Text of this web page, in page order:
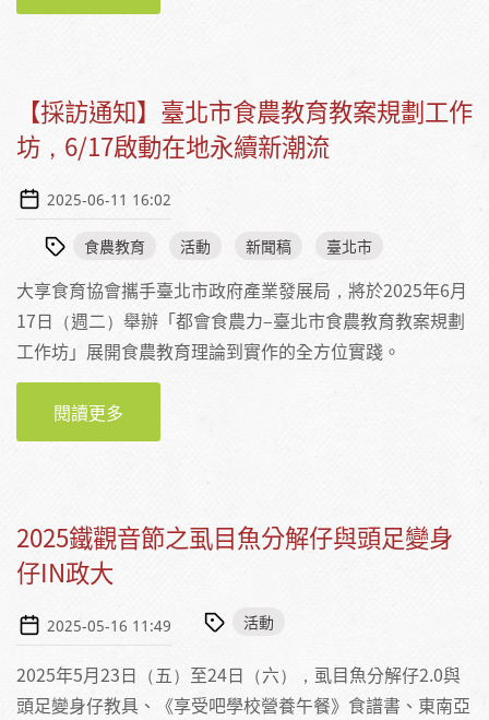
【採訪通知】臺北市食農教育教案規劃工作
坊，6/17啟動在地永續新潮流
2025-06-11 16:02
食農教育 活動 新聞稿 臺北市
大享食育協會攜手臺北市政府產業發展局，將於2025年6月
17日（週二）舉辦「都會食農力–臺北市食農教育教案規劃
工作坊」展開食農教育理論到實作的全方位實踐。
閱讀更多
作坊，6/17啟動在地永續新潮流
2025鐵觀音節之虱目魚分解仔與頭足變身
仔IN政大
2025-05-16 11:49 活動
2025年5月23日（五）至24日（六），虱目魚分解仔2.0與
頭足變身仔教具、《享受吧學校營養午餐》食譜書、東南亞